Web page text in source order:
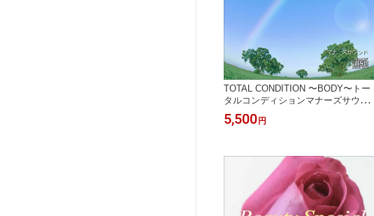
TOTAL CONDITION 〜BODY〜トー
タルコンディションマナーズサウンド
CD（音源メイン）マナーズサウンド
音響振動療法 音響療法 サイマティク
5,500 円